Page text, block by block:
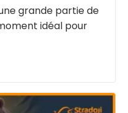
grande partie de
idéal pour